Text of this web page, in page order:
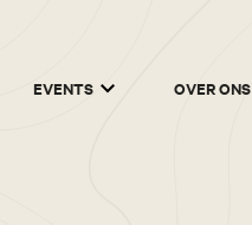
EVENTS OVER ONS